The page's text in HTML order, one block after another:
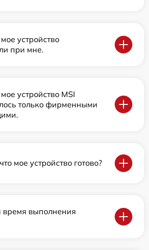
устройство
при мне.
устройство MSI
только фирменными
мое устройство готово?
время выполнения